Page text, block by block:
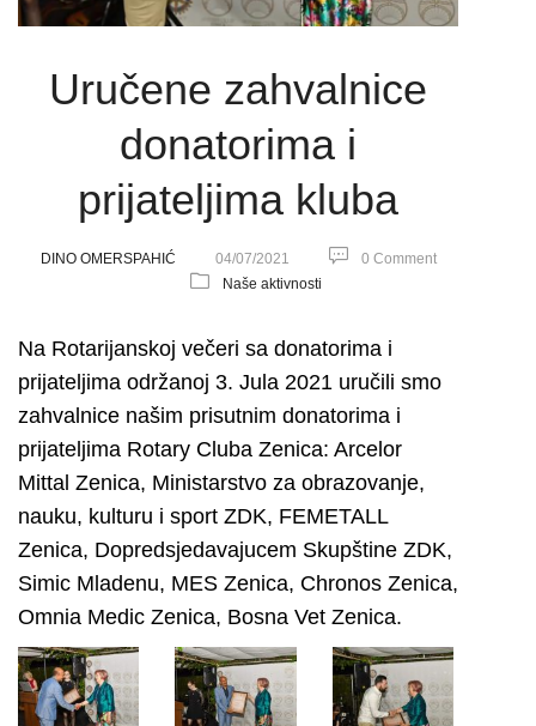
Uručene zahvalnice
donatorima i
prijateljima kluba
DINO OMERSPAHIĆ 04/07/2021
0 Comment
Naše aktivnosti
Na Rotarijanskoj večeri sa donatorima i
prijateljima održanoj 3. Jula 2021 uručili smo
zahvalnice našim prisutnim donatorima i
prijateljima Rotary Cluba Zenica: Arcelor
Mittal Zenica, Ministarstvo za obrazovanje,
nauku, kulturu i sport ZDK, FEMETALL
Zenica, Dopredsjedavajucem Skupštine ZDK,
Simic Mladenu, MES Zenica, Chronos Zenica,
Omnia Medic Zenica, Bosna Vet Zenica.